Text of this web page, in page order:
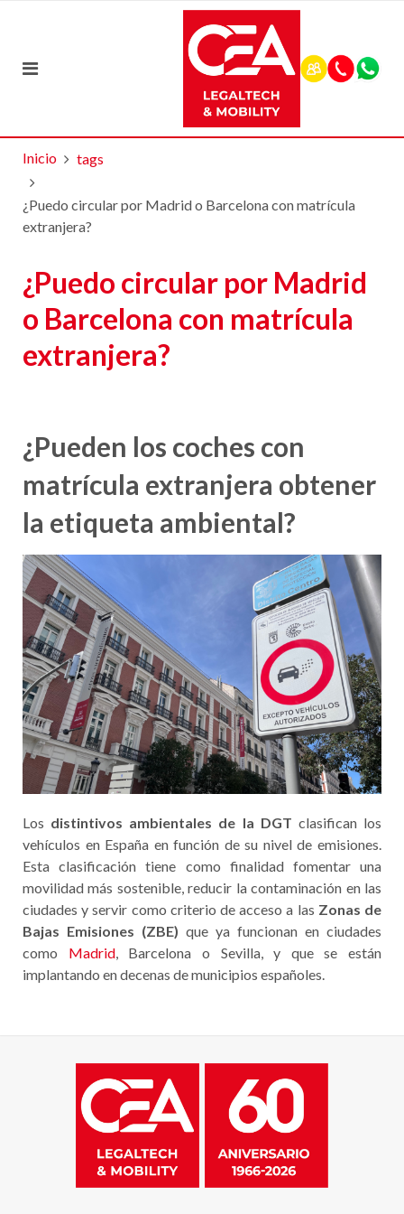
Inicio tags
¿Puedo circular por Madrid o Barcelona con matrícula
extranjera?
¿Puedo circular por Madrid
o Barcelona con matrícula
extranjera?
¿Pueden los coches con
matrícula extranjera obtener
la etiqueta ambiental?
Los distintivos ambientales de la DGT clasifican los
vehículos en España en función de su nivel de emisiones.
Esta clasificación tiene como finalidad fomentar una
movilidad más sostenible, reducir la contaminación en las
ciudades y servir como criterio de acceso a las Zonas de
Bajas Emisiones (ZBE) que ya funcionan en ciudades
como Madrid, Barcelona o Sevilla, y que se están
implantando en decenas de municipios españoles.